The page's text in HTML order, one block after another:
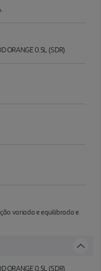
ORANGE 0.5L (SDR)
variada e equilibrada e
ORANGE 0.5L (SDR)